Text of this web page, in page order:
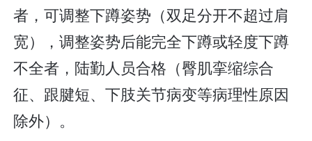
者，可调整下蹲姿势（双足分开不超过肩
宽），调整姿势后能完全下蹲或轻度下蹲
不全者，陆勤人员合格（臀肌挛缩综合
征、跟腱短、下肢关节病变等病理性原因
除外）。